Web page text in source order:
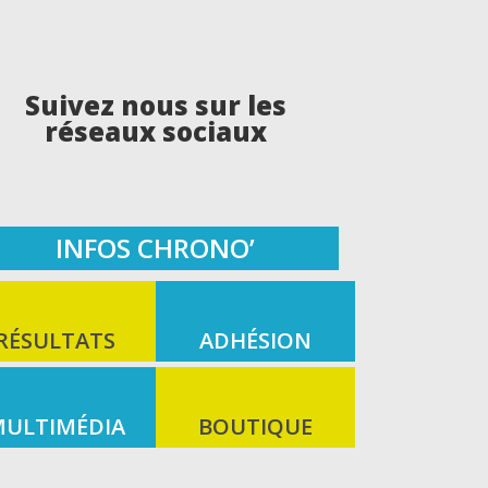
Suivez nous sur les
réseaux sociaux
INFOS CHRONO’
ADHÉSION
BOUTIQUE